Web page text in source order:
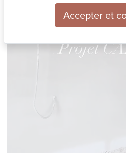
Accepter et